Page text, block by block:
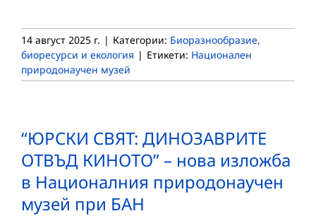
14 август 2025 г. | Категории: Биоразнообразие,
биоресурси и екология | Етикети: Национален
природонаучен музей
“ЮРСКИ СВЯТ: ДИНОЗАВРИТЕ
ОТВЪД КИНОТО” – нова изложба
в Националния природонаучен
музей при БАН